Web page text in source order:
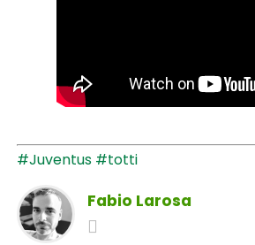
#Juventus #totti
Fabio Larosa